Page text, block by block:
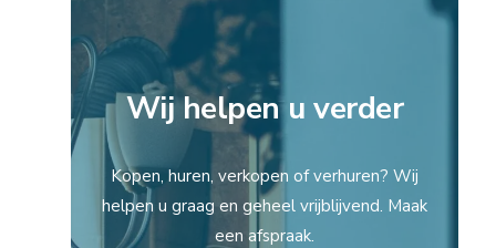
Wij helpen u verder
Kopen, huren, verkopen of verhuren? Wij
helpen u graag en geheel vrijblijvend. Maak
een afspraak.